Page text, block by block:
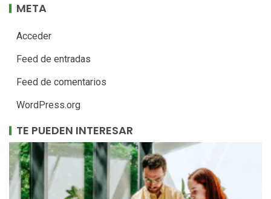
META
Acceder
Feed de entradas
Feed de comentarios
WordPress.org
TE PUEDEN INTERESAR